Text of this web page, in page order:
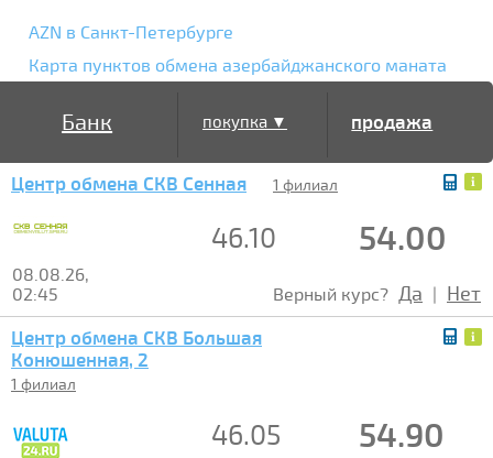
AZN в Санкт-Петербурге
Карта пунктов обмена азербайджанского маната
Банк покупка ▼ продажа
Центр обмена СКВ Сенная 1 филиал
46.10 54.00
08.08.26,
02:45
Верный курс? Да | Нет
Центр обмена СКВ Большая
Конюшенная, 2
1 филиал
46.05 54.90